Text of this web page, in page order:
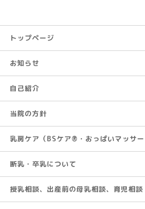
トップページ
お知らせ
自己紹介
当院の方針
乳房ケア（BSケア®︎・おっぱいマッサー
断乳・卒乳について
授乳相談、出産前の母乳相談、育児相談